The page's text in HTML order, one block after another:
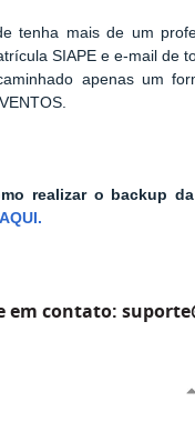
tenha mais de um
SIAPE e e-mail de
apenas um
realizar o backup
em contato: